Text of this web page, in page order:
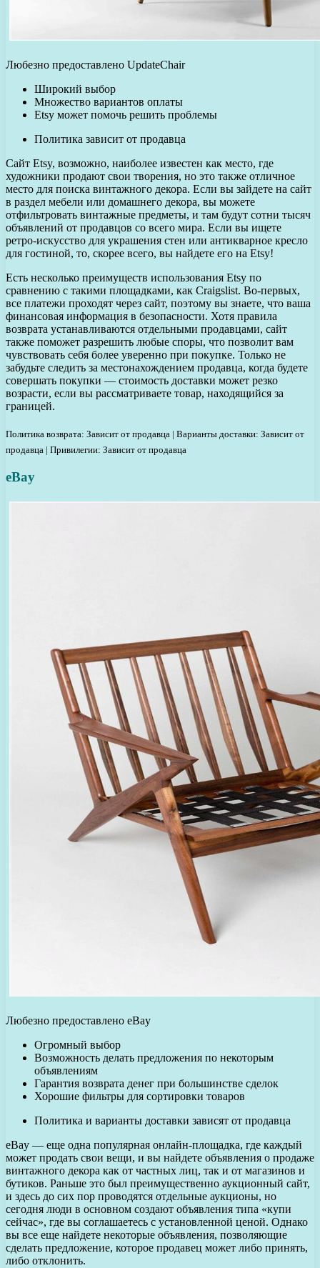
Любезно предоставлено UpdateChair
Широкий выбор
Множество вариантов оплаты
Etsy может помочь решить проблемы
Политика зависит от продавца
Сайт Etsy, возможно, наиболее известен как место, где
художники продают свои творения, но это также отличное
место для поиска винтажного декора. Если вы зайдете на сайт
в раздел мебели или домашнего декора, вы можете
отфильтровать винтажные предметы, и там будут сотни тысяч
объявлений от продавцов со всего мира. Если вы ищете
ретро-искусство для украшения стен или антикварное кресло
для гостиной, то, скорее всего, вы найдете его на Etsy!
Есть несколько преимуществ использования Etsy по
сравнению с такими площадками, как Craigslist. Во-первых,
все платежи проходят через сайт, поэтому вы знаете, что ваша
финансовая информация в безопасности. Хотя правила
возврата устанавливаются отдельными продавцами, сайт
также поможет разрешить любые споры, что позволит вам
чувствовать себя более уверенно при покупке. Только не
забудьте следить за местонахождением продавца, когда будете
совершать покупки — стоимость доставки может резко
возрасти, если вы рассматриваете товар, находящийся за
границей.
Политика возврата: Зависит от продавца | Варианты доставки: Зависит от
продавца | Привилегии: Зависит от продавца
eBay
Любезно предоставлено eBay
Огромный выбор
Возможность делать предложения по некоторым
объявлениям
Гарантия возврата денег при большинстве сделок
Хорошие фильтры для сортировки товаров
Политика и варианты доставки зависят от продавца
eBay — еще одна популярная онлайн-площадка, где каждый
может продать свои вещи, и вы найдете объявления о продаже
винтажного декора как от частных лиц, так и от магазинов и
бутиков. Раньше это был преимущественно аукционный сайт,
и здесь до сих пор проводятся отдельные аукционы, но
сегодня люди в основном создают объявления типа «купи
сейчас», где вы соглашаетесь с установленной ценой. Однако
вы все еще найдете некоторые объявления, позволяющие
сделать предложение, которое продавец может либо принять,
либо отклонить.